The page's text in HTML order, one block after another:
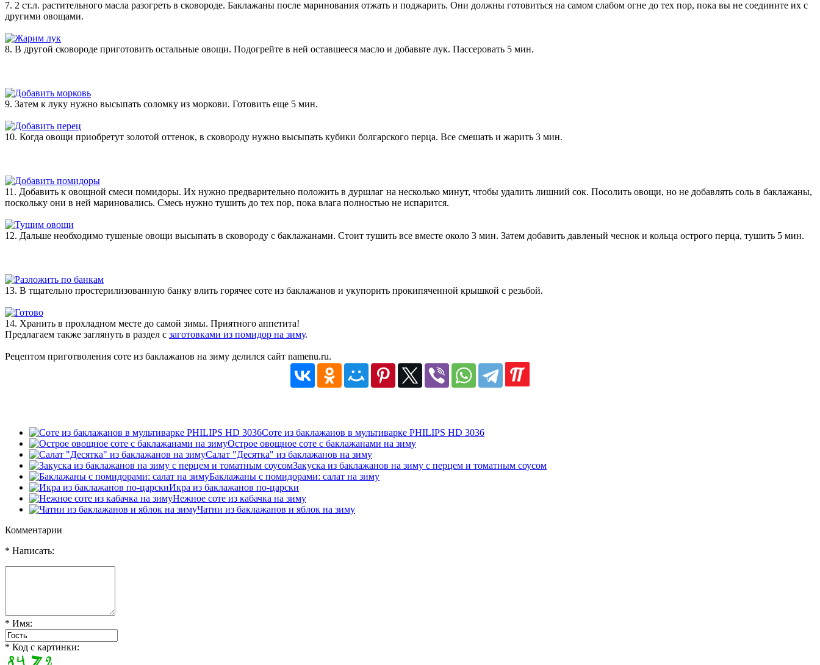
7. 2 ст.л. растительного масла разогреть в сковороде. Баклажаны после маринования отжать и поджарить. Они должны готовиться на самом слабом огне до тех пор, пока вы не соедините их с
другими овощами.
8. В другой сковороде приготовить остальные овощи. Подогрейте в ней оставшееся масло и добавьте лук. Пассеровать 5 мин.
9. Затем к луку нужно высыпать соломку из моркови. Готовить еще 5 мин.
10. Когда овощи приобретут золотой оттенок, в сковороду нужно высыпать кубики болгарского перца. Все смешать и жарить 3 мин.
11. Добавить к овощной смеси помидоры. Их нужно предварительно положить в дуршлаг на несколько минут, чтобы удалить лишний сок. Посолить овощи, но не добавлять соль в баклажаны,
поскольку они в ней мариновались. Смесь нужно тушить до тех пор, пока влага полностью не испарится.
12. Дальше необходимо тушеные овощи высыпать в сковороду с баклажанами. Стоит тушить все вместе около 3 мин. Затем добавить давленый чеснок и кольца острого перца, тушить 5 мин.
13. В тщательно простерилизованную банку влить горячее соте из баклажанов и укупорить прокипяченной крышкой с резьбой.
14. Хранить в прохладном месте до самой зимы. Приятного аппетита!
Предлагаем также заглянуть в раздел с заготовками из помидор на зиму.
Рецептом приготволения соте из баклажанов на зиму делился сайт namenu.ru.
Соте из баклажанов в мультиварке PHILIPS HD 3036
Острое овощное соте с баклажанами на зиму
Салат "Десятка" из баклажанов на зиму
Закуска из баклажанов на зиму с перцем и томатным соусом
Баклажаны с помидорами: салат на зиму
Икра из баклажанов по-царски
Нежное соте из кабачка на зиму
Чатни из баклажанов и яблок на зиму
Комментарии
* Написать:
* Имя:
* Код с картинки: